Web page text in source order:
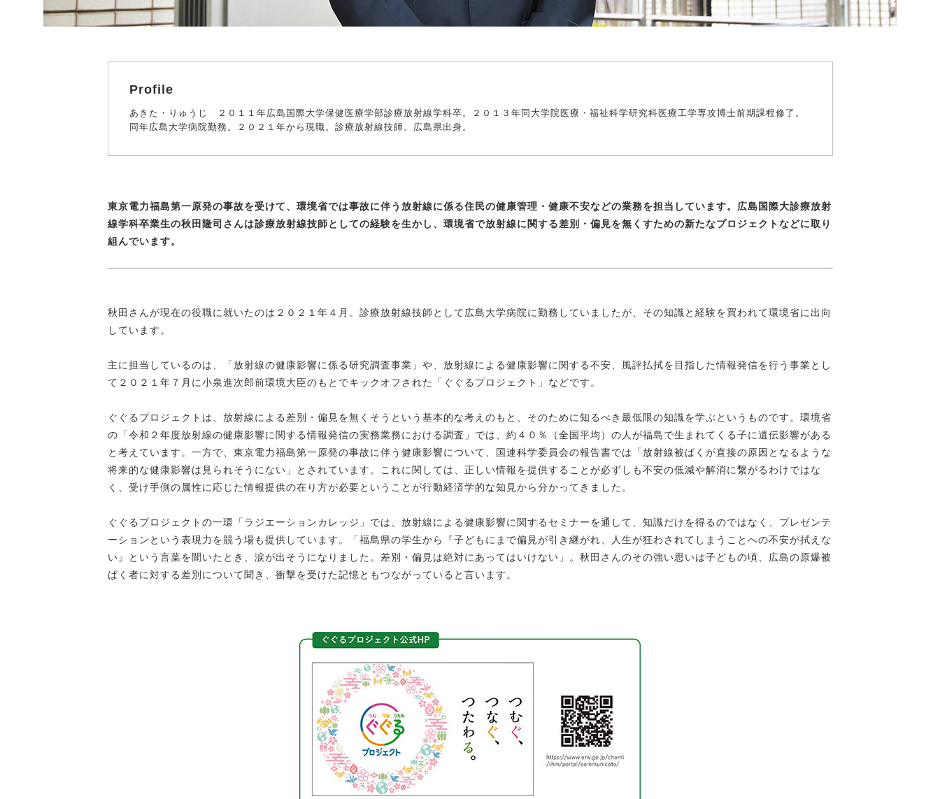
Profile
あきた・りゅうじ ２０１１年広島国際大学保健医療学部診療放射線学科卒。２０１３年同大学院医療・福祉科学研究科医療工学専攻博士前期課程修了。
同年広島大学病院勤務。２０２１年から現職。診療放射線技師。広島県出身。
東京電力福島第一原発の事故を受けて、環境省では事故に伴う放射線に係る住民の健康管理・健康不安などの業務を担当しています。広島国際大診療放射
線学科卒業生の秋田隆司さんは診療放射線技師としての経験を生かし、環境省で放射線に関する差別・偏見を無くすための新たなプロジェクトなどに取り
組んでいます。
秋田さんが現在の役職に就いたのは２０２１年４月。診療放射線技師として広島大学病院に勤務していましたが、その知識と経験を買われて環境省に出向
しています。
主に担当しているのは、「放射線の健康影響に係る研究調査事業」や、放射線による健康影響に関する不安、風評払拭を目指した情報発信を行う事業とし
て２０２１年７月に小泉進次郎前環境大臣のもとでキックオフされた「ぐぐるプロジェクト」などです。
ぐぐるプロジェクトは、放射線による差別・偏見を無くそうという基本的な考えのもと、そのために知るべき最低限の知識を学ぶというものです。環境省
の「令和２年度放射線の健康影響に関する情報発信の実務業務における調査」では、約４０％（全国平均）の人が福島で生まれてくる子に遺伝影響がある
と考えています。一方で、東京電力福島第一原発の事故に伴う健康影響について、国連科学委員会の報告書では「放射線被ばくが直接の原因となるような
将来的な健康影響は見られそうにない」とされています。これに関しては、正しい情報を提供することが必ずしも不安の低減や解消に繋がるわけではな
く、受け手側の属性に応じた情報提供の在り方が必要ということが行動経済学的な知見から分かってきました。
ぐぐるプロジェクトの一環「ラジエーションカレッジ」では、放射線による健康影響に関するセミナーを通して、知識だけを得るのではなく、プレゼンテ
ーションという表現力を競う場も提供しています。「福島県の学生から『子どもにまで偏見が引き継がれ、人生が狂わされてしまうことへの不安が拭えな
い』という言葉を聞いたとき、涙が出そうになりました。差別・偏見は絶対にあってはいけない」。秋田さんのその強い思いは子どもの頃、広島の原爆被
ばく者に対する差別について聞き、衝撃を受けた記憶ともつながっていると言います。